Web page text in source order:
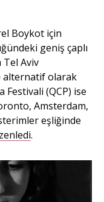
Boykot için
geniş çaplı
Tel Aviv
alternatif olarak
Festivali (QCP) ise
Amsterdam,
eşliğinde
.